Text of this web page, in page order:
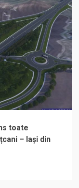
toate
– Iași din